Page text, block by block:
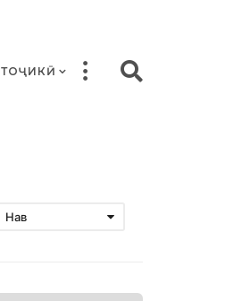
ТОҶИКӢ
Нав